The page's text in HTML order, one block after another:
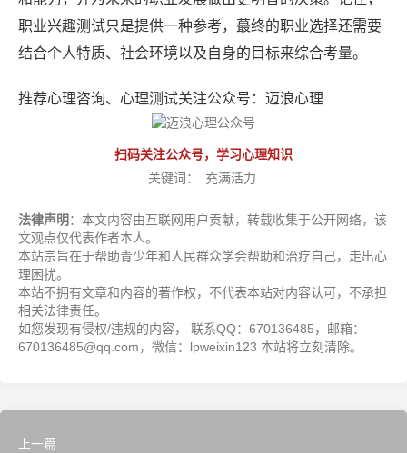
职业兴趣测试只是提供一种参考，蕞终的职业选择还需要
结合个人特质、社会环境以及自身的目标来综合考量。
推荐心理咨询、心理测试关注公众号：迈浪心理
扫码关注公众号，学习心理知识
关键词：
充满活力
法律声明 ：本文内容由互联网用户贡献，转载收集于公开网络，该
文观点仅代表作者本人。
本站宗旨在于帮助青少年和人民群众学会帮助和治疗自己，走出心
理困扰。
本站不拥有文章和内容的著作权，不代表本站对内容认可，不承担
相关法律责任。
如您发现有侵权/违规的内容， 联系QQ：670136485，邮箱：
670136485@qq.com，微信：lpweixin123 本站将立刻清除。
上一篇